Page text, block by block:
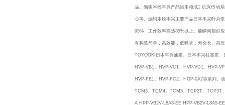
品。编辑本段丰兴产品运用领域1.机床传动
心等。编辑本段丰兴主要产品日本丰兴叶片
95%，工作效率高达85%以上。能瞬间很好
有构造简单，高效能，低噪音，寿命长、高
TOYOOKI日本丰兴油泵、日本丰兴柱塞泵
HVP-VB1、HVP-VC1、HVP-VD1、HVP-
HVP-FE1、HVP-FC2、HGP-0A2等系列。
TCM3、TCM4、TCM5、TCP2T、TCP3T
A HPP-VB2V-L8A3-EE HPP-VB2V-L8A5-